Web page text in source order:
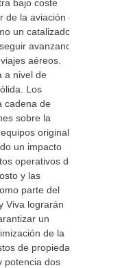
bajo coste
la aviación de
un catalizador
avanzando
aéreos.
a nivel de
Los
cadena de
sobre la
originales
un impacto
operativos de
y las
parte del
Viva lograrán
un
de la
de propiedad
potencia dos